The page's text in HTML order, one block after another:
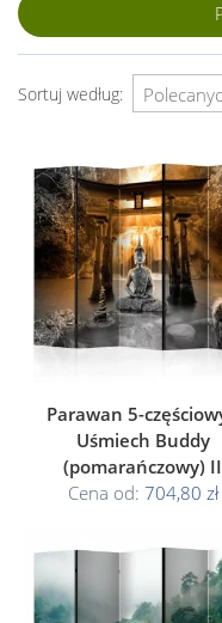
Sortuj według:
Parawan 5-
Uśmiech Buddy
(pomarańczowy) II
Cena od: 704,80 zł